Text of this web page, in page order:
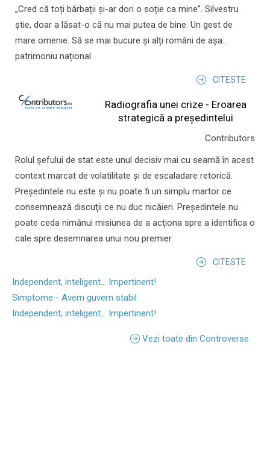
„Cred că toți bărbații și-ar dori o soție ca mine”. Silvestru
știe, doar a lăsat-o că nu mai putea de bine. Un gest de
mare omenie. Să se mai bucure și alți români de așa...
patrimoniu național.
CITESTE
Radiografia unei crize - Eroarea
strategică a președintelui
Contributors
Rolul şefului de stat este unul decisiv mai cu seamă în acest
context marcat de volatilitate şi de escaladare retorică.
Preşedintele nu este şi nu poate fi un simplu martor ce
consemnează discuţii ce nu duc nicăieri. Preşedintele nu
poate ceda nimănui misiunea de a acţiona spre a identifica o
cale spre desemnarea unui nou premier.
CITESTE
Independent, inteligent... Impertinent!
Simptome - Avem guvern stabil
Independent, inteligent... Impertinent!
Vezi toate din Controverse